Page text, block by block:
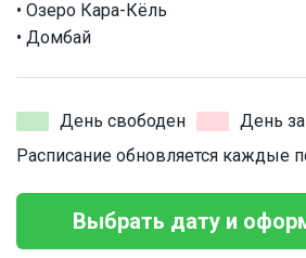
• Озеро Кара-Кёль
• Домбай
День свободен
День
Расписание обновляется каждые
Выбрать дату и